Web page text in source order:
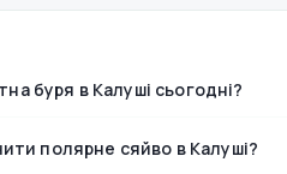
буря в Калуші сьогодні?
полярне сяйво в Калуші?